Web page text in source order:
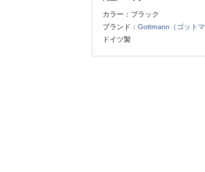
カラー：ブラック
ブランド： Gottmann（ゴットマ
ドイツ製